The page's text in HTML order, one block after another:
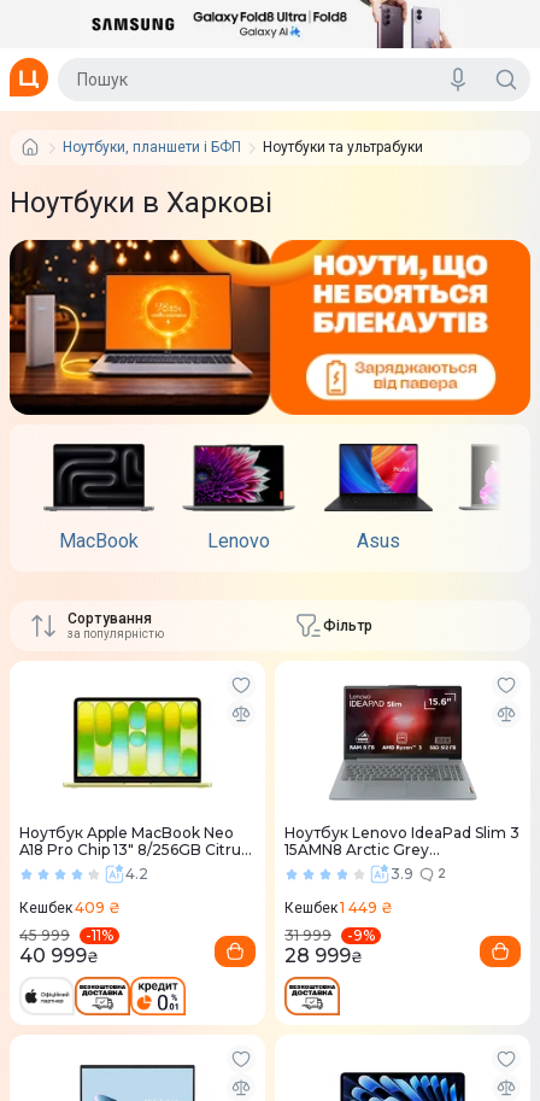
Ноутбуки, планшети і БФП Ноутбуки та ультрабуки
Ноутбуки в Харкові
MacBook Lenovo Asus
Сортування
за популярністю Фільтр
Ноутбук Apple MacBook Neo
A18 Pro Chip 13" 8/256GB Citrus
(MHFD4) 20264.2
Кешбек409 ₴
45 999
-11%
40 999₴
Ноутбук Lenovo IdeaPad Slim 3
15AMN8 Arctic Grey
(82XQ01K0RA)3.9 2
Кешбек1 449 ₴
31 999
-9%
28 999₴